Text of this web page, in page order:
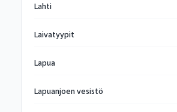
Lahti
Laivatyypit
Lapua
Lapuanjoen vesistö